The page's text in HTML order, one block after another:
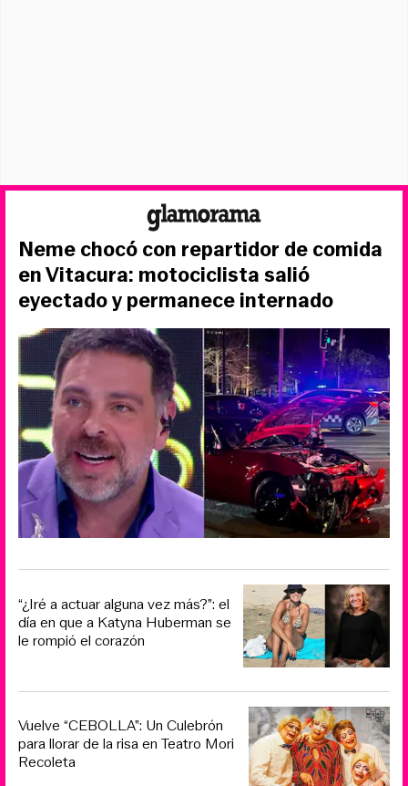
Neme chocó con repartidor de comida
en Vitacura: motociclista salió
eyectado y permanece internado
“¿Iré a actuar alguna vez más?”: el
día en que a Katyna Huberman se
le rompió el corazón
Vuelve “CEBOLLA”: Un Culebrón
para llorar de la risa en Teatro Mori
Recoleta